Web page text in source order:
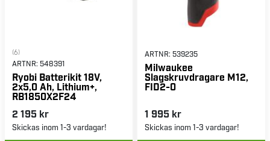
(6)
ARTNR: 548391
Ryobi Batterikit 18V,
2x5,0 Ah, Lithium+,
RB1850X2F24
2 195 kr
Skickas inom 1-3 vardagar!
ARTNR: 539235
Milwaukee
Slagskruvdragare M12,
FID2-0
1 995 kr
Skickas inom 1-3 vardagar!